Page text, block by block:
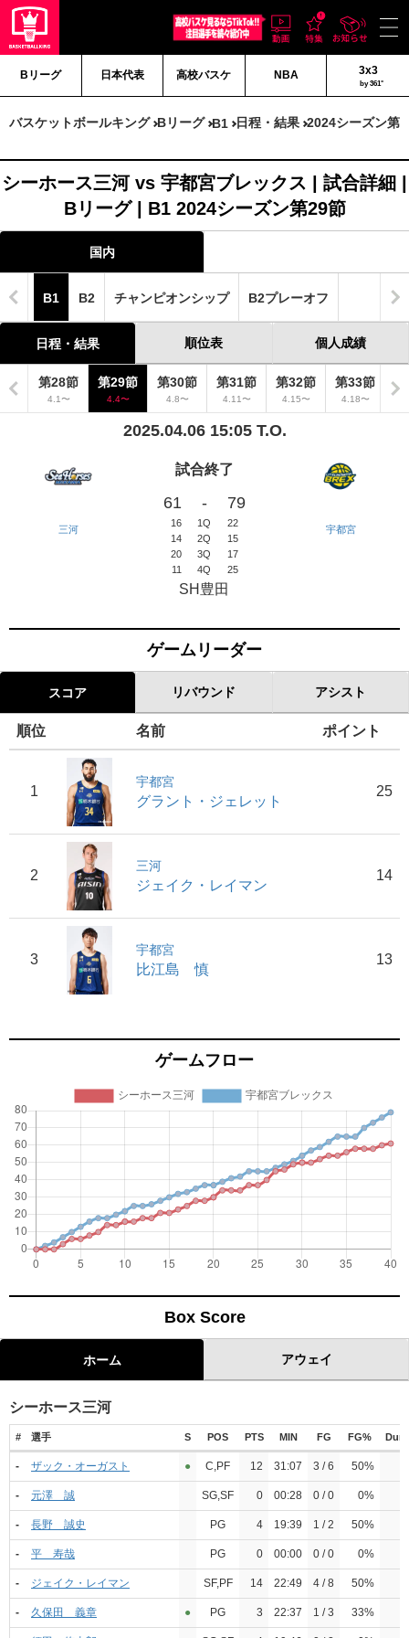
Bリーグ 日本代表 高校バスケ NBA 3x3
by 361°
バスケットボールキング Bリーグ B1 日程・結果 2024シーズン第
シーホース三河 vs 宇都宮ブレックス | 試合詳細 |
Bリーグ | B1 2024シーズン第29節
国内
B1 B2 チャンピオンシップ B2プレーオフ
日程・結果 順位表 個人成績
節 第28節
4.1〜
第29節
4.4〜
第30節
4.8〜
第31節
4.11〜
第32節
4.15〜
第33節
4.18〜
2025.04.06 15:05 T.O.
三河
試合終了
61 - 79
16 1Q
22
14
2Q
15
20
3Q
17
11
4Q 25
SH豊田
宇都宮
ゲームリーダー
スコア リバウンド アシスト
順位 名前 ポイント
1
宇都宮
グラント・ジェレット
25
2
三河
ジェイク・レイマン
14
3
宇都宮
比江島 慎
13
ゲームフロー
Box Score
ホーム アウェイ
シーホース三河
# 選手 S POS PTS MIN FG FG%
- ザック・オーガスト ●︎ C,PF 12 31:07 3 / 6 50%
- 元澤 誠 SG,SF 0 00:28 0 / 0 0%
- 長野 誠史 PG 4 19:39 1 / 2 50%
- 平 寿哉 PG 0 00:00 0 / 0 0%
- ジェイク・レイマン SF,PF 14 22:49 4 / 8 50%
- 久保田 義章 ●︎ PG 3 22:37 1 / 3 33%